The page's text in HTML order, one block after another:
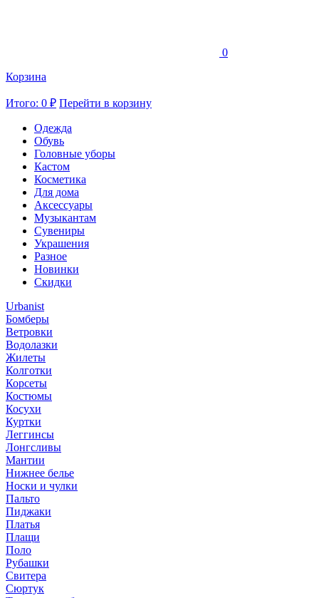
0
Корзина
Итого: 0 ₽ Перейти в корзину
Одежда
Обувь
Головные уборы
Кастом
Косметика
Для дома
Аксессуары
Музыкантам
Сувениры
Украшения
Разное
Новинки
Скидки
Urbanist
Бомберы
Ветровки
Водолазки
Жилеты
Колготки
Корсеты
Костюмы
Косухи
Куртки
Леггинсы
Лонгсливы
Мантии
Нижнее белье
Носки и чулки
Пальто
Пиджаки
Платья
Плащи
Поло
Рубашки
Свитера
Сюртук